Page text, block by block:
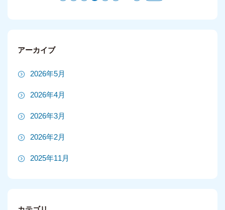
アーカイブ
2026年5月
2026年4月
2026年3月
2026年2月
2025年11月